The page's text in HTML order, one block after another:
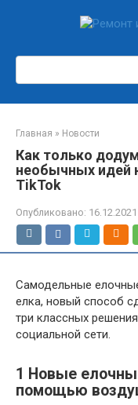
Поиск:
Главная » Новости
Как только
необычных идей
TikTok
Опубликовано: 16.12.2021
Самодельные
елка, новый способ
три классных
социальной сети.
1 Новые
помощью